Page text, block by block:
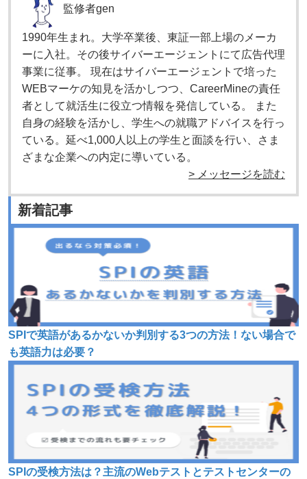
監修者gen
1990年生まれ。大学卒業後、東証一部上場のメーカ
ーに入社。その後サイバーエージェントにて広告代理
事業に従事。 現在はサイバーエージェントで培った
WEBマーケの知見を活かしつつ、CareerMineの責任
者として就活生に役立つ情報を発信している。 また
自身の経験を活かし、学生への就職アドバイスを行っ
ている。延べ1,000人以上の学生と面談を行い、さま
ざまな企業への内定に導いている。
> メッセージを読む
新着記事
SPIで英語があるかないか判別する3つの方法！ない場合で
も英語力は必要？
SPIの受検方法は？主流のWebテストとテストセンターの